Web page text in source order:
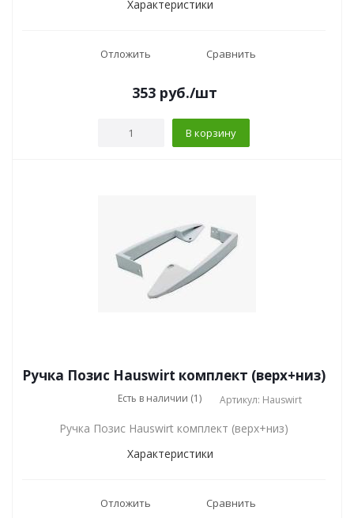
Характеристики
Отложить Сравнить
353руб./шт
В корзину
Ручка Позис Hauswirt комплект (верх+низ)
Есть в наличии (1) Артикул: Hauswirt
Ручка Позис Hauswirt комплект (верх+низ)
Характеристики
Отложить Сравнить